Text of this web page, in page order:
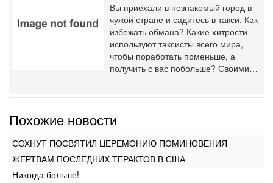
Вы приехали в незнакомый город в
чужой стране и садитесь в такси. Как
избежать обмана? Какие хитрости
используют таксисты всего мира,
чтобы поработать поменьше, а
получить с вас побольше? Своими…
Похожие новости
СОХНУТ ПОСВЯТИЛ ЦЕРЕМОНИЮ ПОМИНОВЕНИЯ
ЖЕРТВАМ ПОСЛЕДНИХ ТЕРАКТОВ В США
Никогда больше!